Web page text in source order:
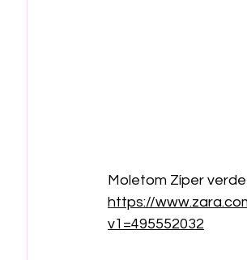
Moletom Zíper verde
https://
v1=495552032